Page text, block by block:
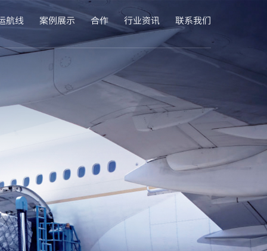
航线 案例展示 合作 行业资讯 联系我们